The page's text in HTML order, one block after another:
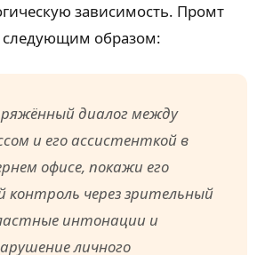
зависимость. Промт
следующим образом:
диалог между
и его ассистенткой в
офисе, покажи его
через зрительный
интонации и
личного